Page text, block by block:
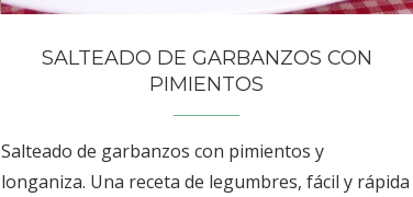
SALTEADO DE GARBANZOS CON
PIMIENTOS
Salteado de garbanzos con pimientos y
longaniza. Una receta de legumbres, fácil y rápida